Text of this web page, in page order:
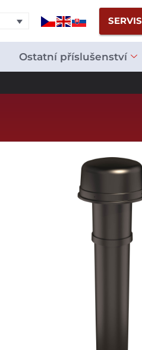
SERVIS
Ostatní příslušenství